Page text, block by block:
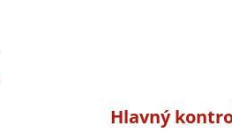
Hlavný